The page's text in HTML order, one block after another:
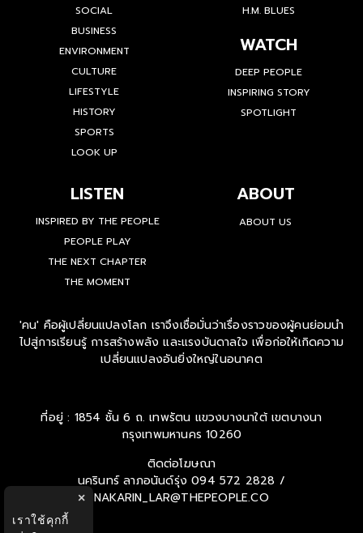
SOCIAL
BUSINESS
ENVIRONMENT
CULTURE
LIFESTYLE
HISTORY
SPORTS
LOOK UP
H.M. BLUES
WATCH
DEEP PEOPLE
INSPIRING STORY
SPOTLIGHT
LISTEN
INSPIRED BY THE PEOPLE
PEOPLE PLAY
THE NEXT CHAPTER
THE MOMENT
ABOUT
ABOUT US
'คน' คือผู้เปลี่ยนแปลงโลก เราจึงเชื่อมั่นว่าเรื่องราวของผู้คนย่อมนำ
ไปสู่การเรียนรู้ การสร้างพลัง และแรงบันดาลใจ เพื่อก่อให้เกิดความ
เปลี่ยนแปลงอันยิ่งใหญ่ในอนาคต
ที่อยู่ : 1854 ชั้น 6 ถ. เทพรัตน แขวงบางนาใต้ เขตบางนา
กรุงเทพมหานคร 10260
ติดต่อโฆษณา
นครินทร์ ลาภอนันด์รุ่ง 094 572 2828 /
NAKARIN_LAR@THEPEOPLE.CO
×
เราใช้คุกกี้